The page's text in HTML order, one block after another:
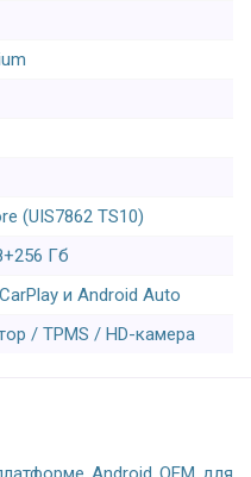
(UIS7862 TS10)
Гб
и Android Auto
/ TPMS / HD-камера